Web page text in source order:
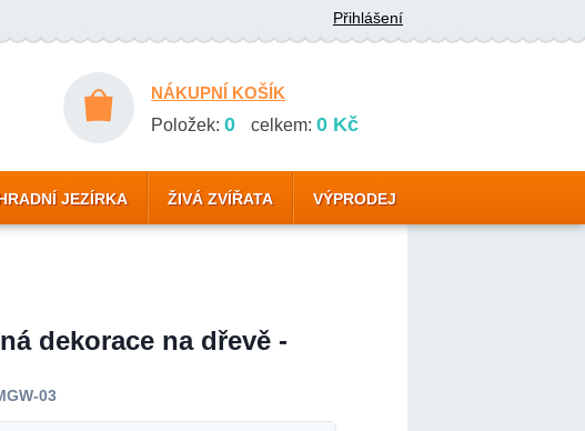
Přihlášení
NÁKUPNÍ KOŠÍK
Položek: 0 celkem: 0 Kč
JEZÍRKA ŽIVÁ ZVÍŘATA VÝPRODEJ
dekorace na dřevě -
03